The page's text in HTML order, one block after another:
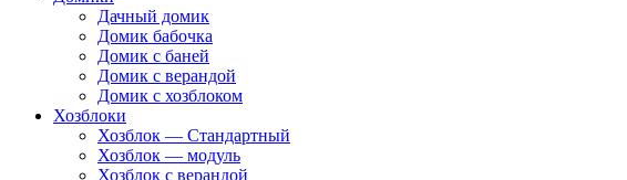
Дачный домик
Домик бабочка
Домик с баней
Домик с верандой
Домик с хозблоком
Хозблоки
Хозблок — Стандартный
Хозблок — модуль
Хозблок с верандой